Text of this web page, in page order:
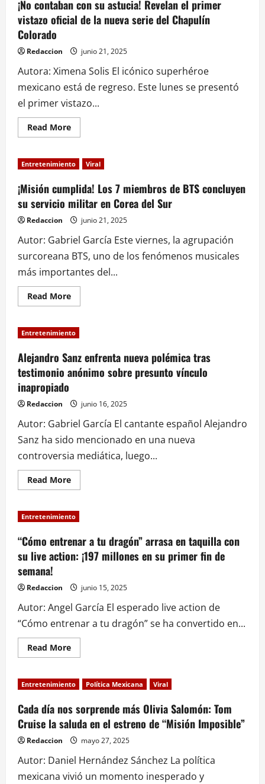
celebran
su
boda
rodeados
lujos
y
celebridades
¡No contaban con su astucia! Revelan el primer
vistazo oficial de la nueva serie del Chapulín
Colorado
Redaccion junio 21, 2025
Autora: Ximena Solis El icónico superhéroe
mexicano está de regreso. Este lunes se presentó
el primer vistazo...
Read MoreRead
more
contaban
con
astucia!
Revelan
el
primer
vistazo
oficial
de
la
nueva
serie
del
Chapulín
Colorado
Entretenimiento Viral
¡Misión cumplida! Los 7 miembros de BTS concluyen
su servicio militar en Corea del Sur
Redaccion junio 21, 2025
Autor: Gabriel García Este viernes, la agrupación
surcoreana BTS, uno de los fenómenos musicales
más importantes del...
Read MoreRead
more
cumplida!
Los
miembros
de
BTS
concluyen
militar
Corea
del
Sur
Entretenimiento
Alejandro Sanz enfrenta nueva polémica tras
testimonio anónimo sobre presunto vínculo
inapropiado
Redaccion junio 16, 2025
Autor: Gabriel García El cantante español Alejandro
Sanz ha sido mencionado en una nueva
controversia mediática, luego...
Read MoreRead
more
Sanz
enfrenta
polémica
tras
testimonio
anónimo
vínculo
inapropiado
Entretenimiento
“Cómo entrenar a tu dragón” arrasa en taquilla con
su live action: ¡197 millones en su primer fin de
semana!
Redaccion junio 15, 2025
Autor: Angel García El esperado live action de
“Cómo entrenar a tu dragón” se ha convertido en...
Read MoreRead
more
entrenar
a
dragón”
arrasa
en
taquilla
con
su
live
action:
¡197
millones
Entretenimiento Política Mexicana Viral
Cada día nos sorprende más Olivia Salomón: Tom
Cruise la saluda en el estreno de “Misión Imposible”
Redaccion mayo 27, 2025
Autor: Daniel Hernández Sánchez La política
mexicana vivió un momento inesperado y